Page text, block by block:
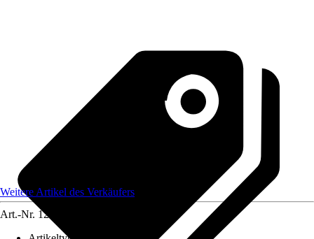
Weitere Artikel des Verkäufers
Art.-Nr. 12583643